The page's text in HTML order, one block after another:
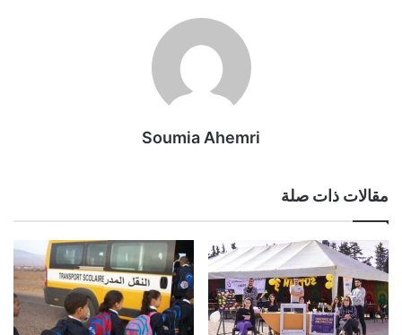
Soumia Ahemri
مقالات ذات صلة